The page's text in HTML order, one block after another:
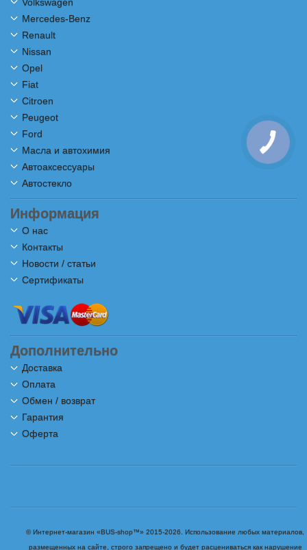
Mercedes-Benz
Renault
Nissan
Opel
Fiat
Citroen
Peugeot
Ford
Масла и автохимия
Автоаксессуары
Автостекло
Информация
О нас
Контакты
Новости / статьи
Сертификаты
Дополнительно
Доставка
Оплата
Обмен / возврат
Гарантия
Оферта
© Интернет-магазин «BUS-shop™» 2015-2026. Использование любых материалов,
размещенных на сайте, строго запрещено и будет расцениваться как нарушение